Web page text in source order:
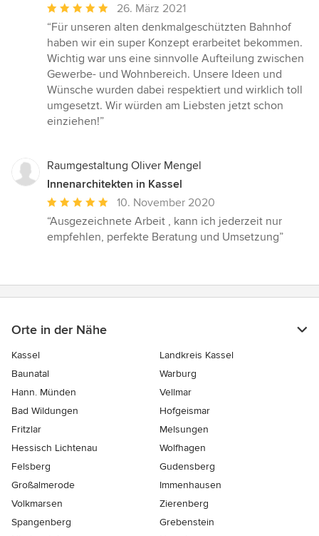
Durchschnittliche
Bewertung:
5
von
5
Sternen
26. März 2021
“Für unseren alten denkmalgeschützten Bahnhof
haben wir ein super Konzept erarbeitet bekommen.
Wichtig war uns eine sinnvolle Aufteilung zwischen
Gewerbe- und Wohnbereich. Unsere Ideen und
Wünsche wurden dabei respektiert und wirklich toll
umgesetzt. Wir würden am Liebsten jetzt schon
einziehen!”
Raumgestaltung Oliver Mengel
Innenarchitekten in Kassel
Durchschnittliche
Bewertung:
5
10. November 2020
“Ausgezeichnete Arbeit , kann ich jederzeit nur
empfehlen, perfekte Beratung und Umsetzung”
Orte in der Nähe
Kassel
Landkreis Kassel
Baunatal
Warburg
Hann. Münden
Vellmar
Bad Wildungen
Hofgeismar
Fritzlar
Melsungen
Hessisch Lichtenau
Wolfhagen
Felsberg
Gudensberg
Großalmerode
Immenhausen
Volkmarsen
Zierenberg
Spangenberg
Grebenstein